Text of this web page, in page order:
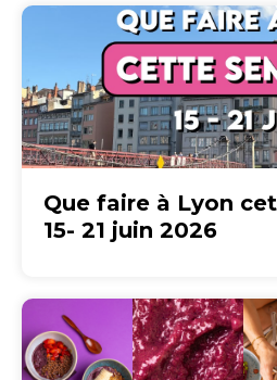
Que faire à Lyon
15- 21 juin 2026